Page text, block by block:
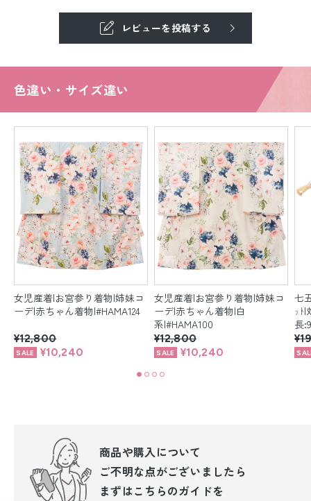
レビューを投稿する
色違い・サイズ違い
女児産着|お宮参り着物|姉妹コ
ーデ|赤ちゃん着物|#HAMA124
¥12,800
¥10,240
女児産着|お宮参り着物|姉妹コ
ーデ|赤ちゃん着物|白
系|#HAMA100
¥12,800
¥10,240
七
ｯﾄ|
長
商品や購入について
ご不明な点がございましたら
まずはこちらのガイドを